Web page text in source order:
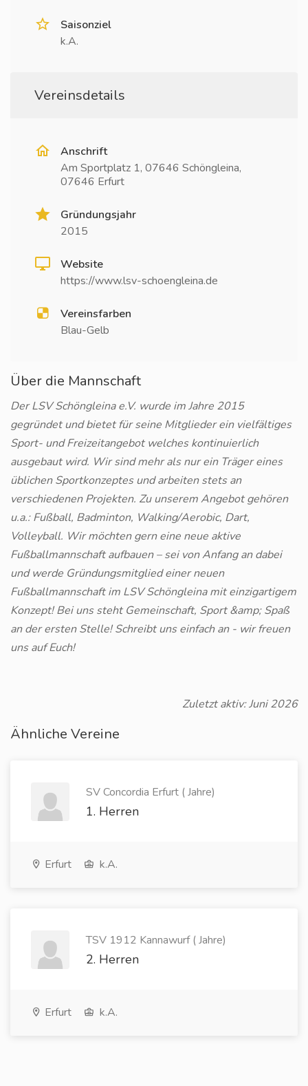
Saisonziel
k.A.
Vereinsdetails
Anschrift
Am Sportplatz 1, 07646 Schöngleina,
07646 Erfurt
Gründungsjahr
2015
Website
https://www.lsv-schoengleina.de
Vereinsfarben
Blau-Gelb
Über die Mannschaft
Der LSV Schöngleina e.V. wurde im Jahre 2015
gegründet und bietet für seine Mitglieder ein vielfältiges
Sport- und Freizeitangebot welches kontinuierlich
ausgebaut wird. Wir sind mehr als nur ein Träger eines
üblichen Sportkonzeptes und arbeiten stets an
verschiedenen Projekten. Zu unserem Angebot gehören
u.a.: Fußball, Badminton, Walking/Aerobic, Dart,
Volleyball. Wir möchten gern eine neue aktive
Fußballmannschaft aufbauen – sei von Anfang an dabei
und werde Gründungsmitglied einer neuen
Fußballmannschaft im LSV Schöngleina mit einzigartigem
Konzept! Bei uns steht Gemeinschaft, Sport &amp; Spaß
an der ersten Stelle! Schreibt uns einfach an - wir freuen
uns auf Euch!
Zuletzt aktiv: Juni 2026
Ähnliche Vereine
SV Concordia Erfurt ( Jahre)
1. Herren
Erfurt k.A.
TSV 1912 Kannawurf ( Jahre)
2. Herren
Erfurt k.A.